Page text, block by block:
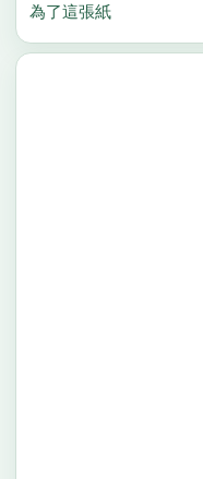
為了這張紙